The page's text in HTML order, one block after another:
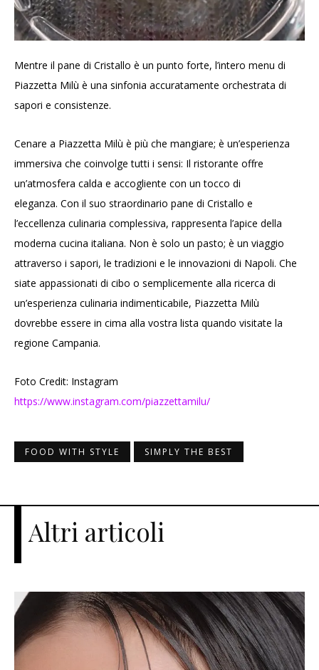
Mentre il pane di Cristallo è un punto forte, l’intero menu di
Piazzetta Milù è una sinfonia accuratamente orchestrata di
sapori e consistenze.
Cenare a Piazzetta Milù è più che mangiare; è un’esperienza
immersiva che coinvolge tutti i sensi: Il ristorante offre
un’atmosfera calda e accogliente con un tocco di
eleganza. Con il suo straordinario pane di Cristallo e
l’eccellenza culinaria complessiva, rappresenta l’apice della
moderna cucina italiana. Non è solo un pasto; è un viaggio
attraverso i sapori, le tradizioni e le innovazioni di Napoli. Che
siate appassionati di cibo o semplicemente alla ricerca di
un’esperienza culinaria indimenticabile, Piazzetta Milù
dovrebbe essere in cima alla vostra lista quando visitate la
regione Campania.
Foto Credit: Instagram
https://www.instagram.com/piazzettamilu/
FOOD WITH STYLE SIMPLY THE BEST
Altri articoli